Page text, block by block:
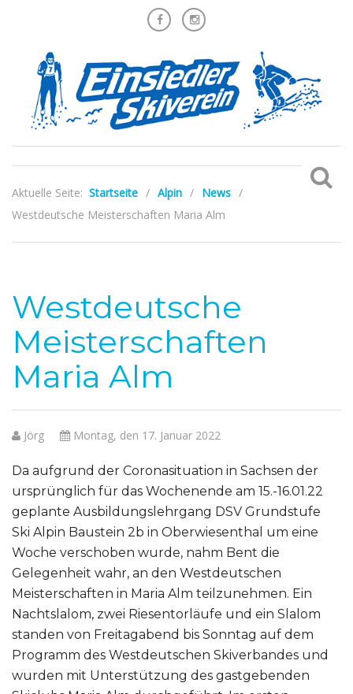
Aktuelle Seite: Startseite / Alpin / News /
Westdeutsche Meisterschaften Maria Alm
Westdeutsche
Meisterschaften
Maria Alm
Montag, den 17. Januar 2022
Jörg
Da aufgrund der Coronasituation in Sachsen der
ursprünglich für das Wochenende am 15.-16.01.22
geplante Ausbildungslehrgang DSV Grundstufe
Ski Alpin Baustein 2b in Oberwiesenthal um eine
Woche verschoben wurde, nahm Bent die
Gelegenheit wahr, an den Westdeutschen
Meisterschaften in Maria Alm teilzunehmen. Ein
Nachtslalom, zwei Riesentorläufe und ein Slalom
standen von Freitagabend bis Sonntag auf dem
Programm des Westdeutschen Skiverbandes und
wurden mit Unterstützung des gastgebenden